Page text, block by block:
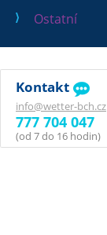
Ostatní
Kontakt
info@wetter-bch.cz
777 704 047
(od 7 do 16 hodin)